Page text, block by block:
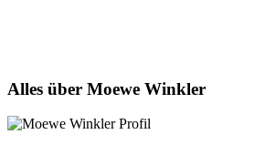
Alles über Moewe Winkler